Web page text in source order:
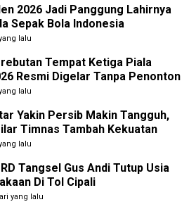
2026 Jadi Panggung Lahirnya
Sepak Bola Indonesia
lalu
Tempat Ketiga Piala
Resmi Digelar Tanpa Penonton
lalu
Yakin Persib Makin Tangguh,
Timnas Tambah Kekuatan
lalu
Tangsel Gus Andi Tutup Usia
Di Tol Cipali
yang lalu